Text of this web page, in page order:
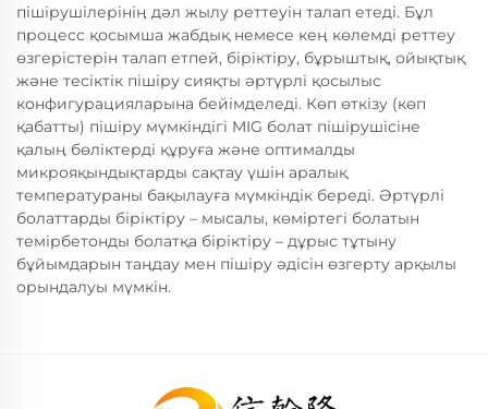
пішірушілерінің дәл жылу реттеуін талап етеді. Бұл
процесс қосымша жабдық немесе кең көлемді реттеу
өзгерістерін талап етпей, біріктіру, бұрыштық, ойықтық
және тесіктік пішіру сияқты әртүрлі қосылыс
конфигурацияларына бейімделеді. Көп өткізу (көп
қабатты) пішіру мүмкіндігі MIG болат пішірушісіне
қалың бөліктерді құруға және оптималды
микрояқындықтарды сақтау үшін аралық
температураны бақылауға мүмкіндік береді. Әртүрлі
болаттарды біріктіру – мысалы, көміртегі болатын
темірбетонды болатқа біріктіру – дұрыс тұтыну
бұйымдарын таңдау мен пішіру әдісін өзгерту арқылы
орындалуы мүмкін.